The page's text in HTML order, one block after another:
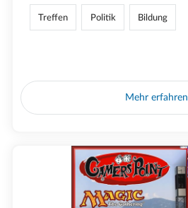
Treffen Politik Bildung
Mehr erfahren